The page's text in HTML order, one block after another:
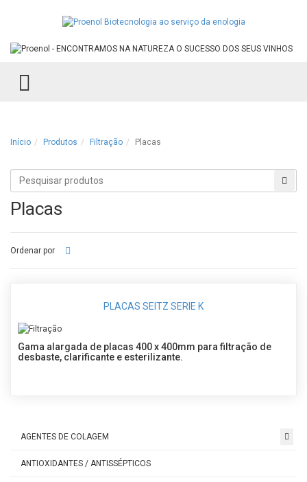
TOGGLE MENU
Início Produtos Filtração Placas
Procurar
produtos
Placas
Ordenar por
PLACAS SEITZ SERIE K
Gama alargada de placas 400 x 400mm para filtração de
desbaste, clarificante e esterilizante.
AGENTES DE COLAGEM
ANTIOXIDANTES / ANTISSÉPTICOS